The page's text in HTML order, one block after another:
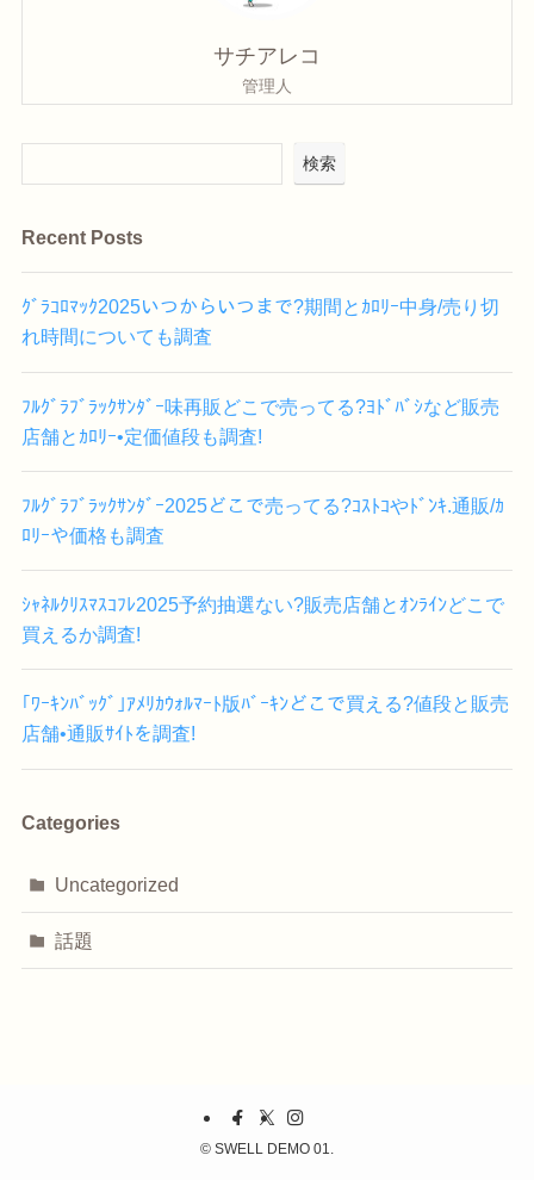
サチアレコ
管理人
検索
Recent Posts
ｸﾞﾗｺﾛﾏｯｸ2025いつからいつまで?期間とｶﾛﾘｰ中身/売り切
れ時間についても調査
ﾌﾙｸﾞﾗﾌﾞﾗｯｸｻﾝﾀﾞｰ味再販どこで売ってる?ﾖﾄﾞﾊﾞｼなど販売
店舗とｶﾛﾘｰ•定価値段も調査!
ﾌﾙｸﾞﾗﾌﾞﾗｯｸｻﾝﾀﾞｰ2025どこで売ってる?ｺｽﾄｺやﾄﾞﾝｷ.通販/ｶ
ﾛﾘｰや価格も調査
ｼｬﾈﾙｸﾘｽﾏｽｺﾌﾚ2025予約抽選ない?販売店舗とｵﾝﾗｲﾝどこで
買えるか調査!
｢ﾜｰｷﾝﾊﾞｯｸﾞ｣ｱﾒﾘｶｳｫﾙﾏｰﾄ版ﾊﾞｰｷﾝどこで買える?値段と販売
店舗•通販ｻｲﾄを調査!
Categories
Uncategorized
話題
© SWELL DEMO 01.